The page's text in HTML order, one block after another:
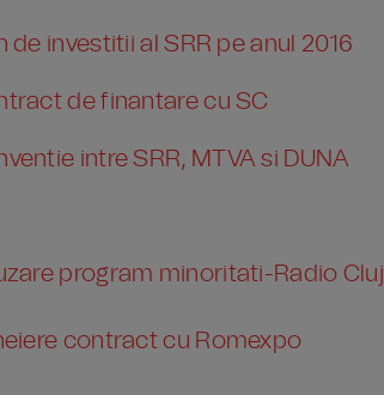
de investitii al SRR pe anul 2016
de finantare cu SC
intre SRR, MTVA si DUNA
program minoritati-Radio Cluj
contract cu Romexpo